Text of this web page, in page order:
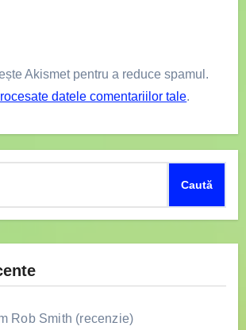
Akismet pentru a reduce spamul.
datele comentariilor tale.
Rob Smith (recenzie)